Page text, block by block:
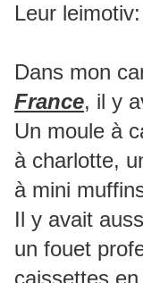
Leur
Dans mon
France, il y
Un moule à
à charlotte,
à mini
Il y avait
un fouet